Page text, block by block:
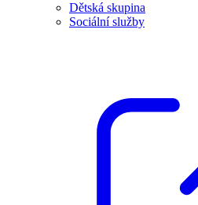
Dětská skupina
Sociální služby